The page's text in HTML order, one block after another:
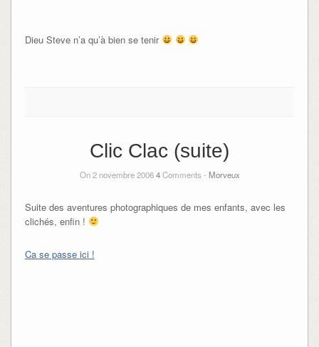
Dieu Steve n’a qu’à bien se tenir
Clic Clac (suite)
On 2 novembre 20064Comments - Morveux
Suite des aventures photographiques de mes enfants, avec les
clichés, enfin !
Ca se passe ici !